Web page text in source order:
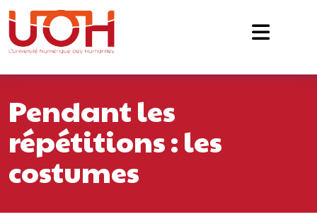
Passer au contenu
Navigation principale
Pendant les
répétitions : les
costumes